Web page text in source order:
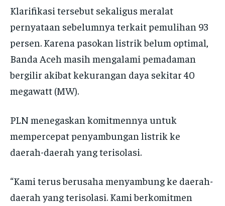
Klarifikasi tersebut sekaligus meralat
pernyataan sebelumnya terkait pemulihan 93
persen. Karena pasokan listrik belum optimal,
Banda Aceh masih mengalami pemadaman
bergilir akibat kekurangan daya sekitar 40
megawatt (MW).
PLN menegaskan komitmennya untuk
mempercepat penyambungan listrik ke
daerah-daerah yang terisolasi.
“Kami terus berusaha menyambung ke daerah-
daerah yang terisolasi. Kami berkomitmen